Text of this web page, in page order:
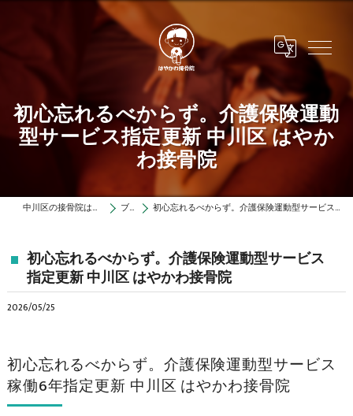
初心忘れるべからず。介護保険運動
型サービス指定更新 中川区 はやか
わ接骨院
中川区の接骨院ははやかわ接骨院 ブログ 初心忘れるべからず。介護保険運動型サービス指定更新 中川区 はやかわ接骨院
初心忘れるべからず。介護保険運動型サービス
指定更新 中川区 はやかわ接骨院
2026/05/25
初心忘れるべからず。介護保険運動型サービス
稼働6年指定更新 中川区 はやかわ接骨院